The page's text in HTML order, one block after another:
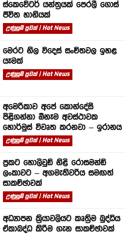
ස්කෙවේටර් යන්ත්‍රයක් පෙරලී ගොස්
ජීවිත හානියක්
උණුසුම් පුවත් | Hot News
මෙරට නිල විදෙස් සංචිතවල ඉහළ
යෑමක්
උණුසුම් පුවත් | Hot News
අමෙරිකාව අපේ කොන්දේසි
පිළිගන්නා ඕනෑම අවස්ථාවක
හොර්මුස් විවෘත කරනවා – ඉරානය
උණුසුම් පුවත් | Hot News
ප්‍රකට හොලිවුඩ් නිළි රොසමන්ඩ්
ලංකාවට – අගමැතිවරිය සමඟත්
සාකච්ඡාවක්
උණුසුම් පුවත් | Hot News
අධ්‍යාපන ක්‍රියාවලියට කෘත්‍රිම බුද්ධිය
ඒකාබද්ධ කිරීම ගැන සාකච්ඡාවක්